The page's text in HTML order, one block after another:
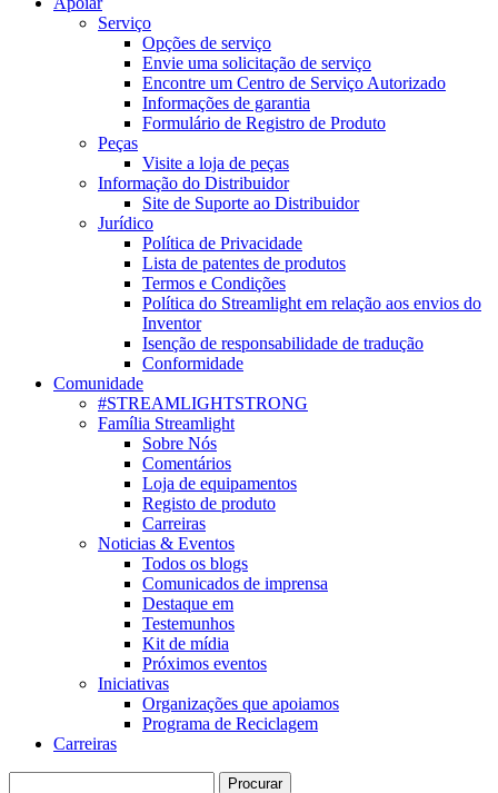
Serviço
Opções de serviço
Envie uma solicitação de serviço
Encontre um Centro de Serviço Autorizado
Informações de garantia
Formulário de Registro de Produto
Peças
Visite a loja de peças
Informação do Distribuidor
Site de Suporte ao Distribuidor
Jurídico
Política de Privacidade
Lista de patentes de produtos
Termos e Condições
Política do Streamlight em relação aos envios do
Inventor
Isenção de responsabilidade de tradução
Conformidade
Comunidade
#STREAMLIGHTSTRONG
Família Streamlight
Sobre Nós
Comentários
Loja de equipamentos
Registo de produto
Carreiras
Noticias & Eventos
Todos os blogs
Comunicados de imprensa
Destaque em
Testemunhos
Kit de mídia
Próximos eventos
Iniciativas
Organizações que apoiamos
Programa de Reciclagem
Carreiras